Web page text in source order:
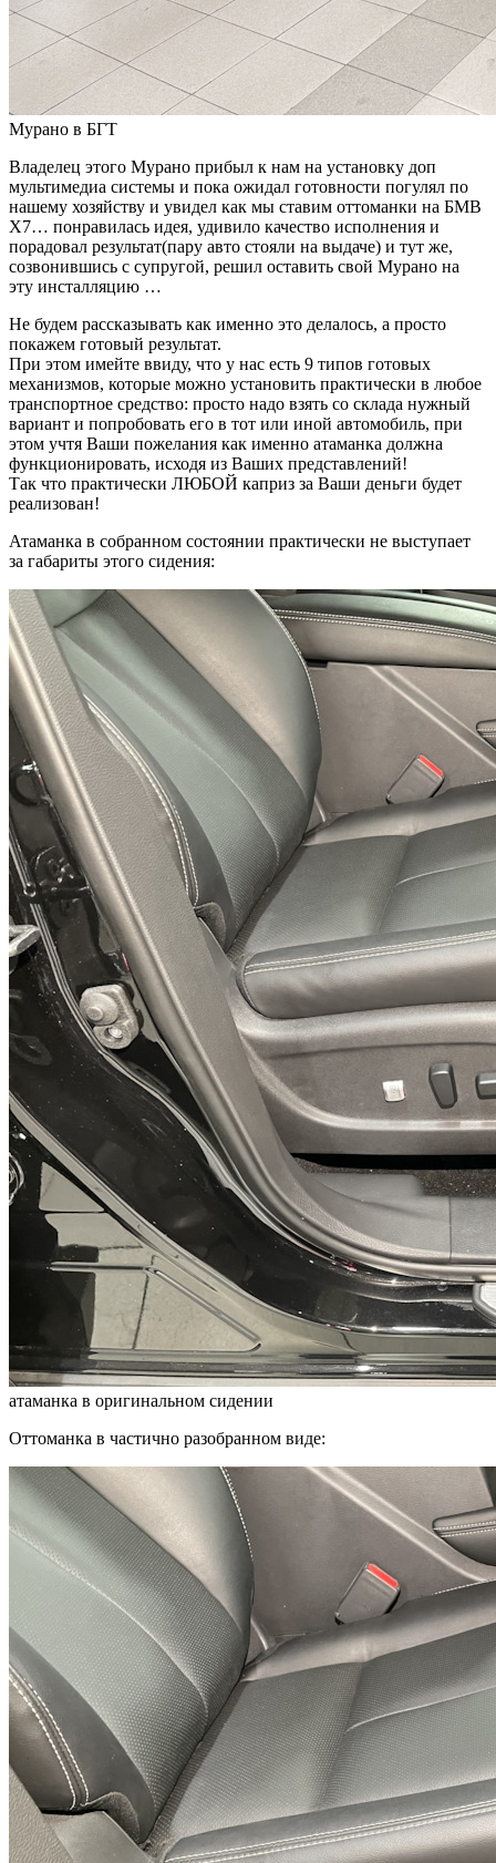
Мурано в БГТ
Владелец этого Мурано прибыл к нам на установку доп
мультимедиа системы и пока ожидал готовности погулял по
нашему хозяйству и увидел как мы ставим оттоманки на БМВ
Х7… понравилась идея, удивило качество исполнения и
порадовал результат(пару авто стояли на выдаче) и тут же,
созвонившись с супругой, решил оставить свой Мурано на
эту инсталляцию …
Не будем рассказывать как именно это делалось, а просто
покажем готовый результат.
При этом имейте ввиду, что у нас есть 9 типов готовых
механизмов, которые можно установить практически в любое
транспортное средство: просто надо взять со склада нужный
вариант и попробовать его в тот или иной автомобиль, при
этом учтя Ваши пожелания как именно атаманка должна
функционировать, исходя из Ваших представлений!
Так что практически ЛЮБОЙ каприз за Ваши деньги будет
реализован!
Атаманка в собранном состоянии практически не выступает
за габариты этого сидения:
атаманка в оригинальном сидении
Оттоманка в частично разобранном виде: